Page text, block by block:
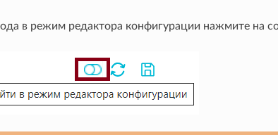
в режим редактора конфигурации нажмите на